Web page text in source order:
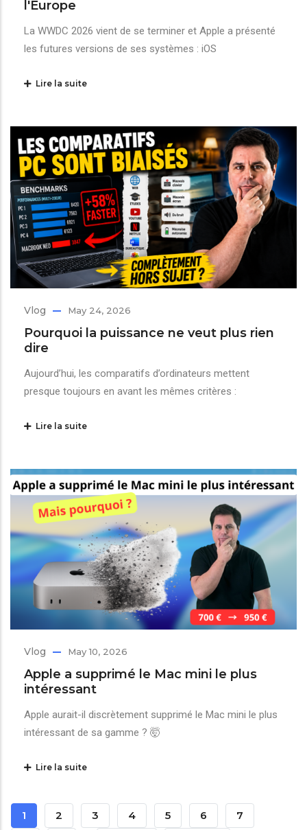
l'Europe
La WWDC 2026 vient de se terminer et Apple a présenté
les futures versions de ses systèmes : iOS
Lire la suite
Vlog May 24, 2026
Pourquoi la puissance ne veut plus rien
dire
Aujourd’hui, les comparatifs d’ordinateurs mettent
presque toujours en avant les mêmes critères :
Lire la suite
Vlog May 10, 2026
Apple a supprimé le Mac mini le plus
intéressant
Apple aurait-il discrètement supprimé le Mac mini le plus
intéressant de sa gamme ? 🤯
Lire la suite
Pagination
Page
1 Page
2 Page
3 Page
4 Page
5 Page
6 Page
7